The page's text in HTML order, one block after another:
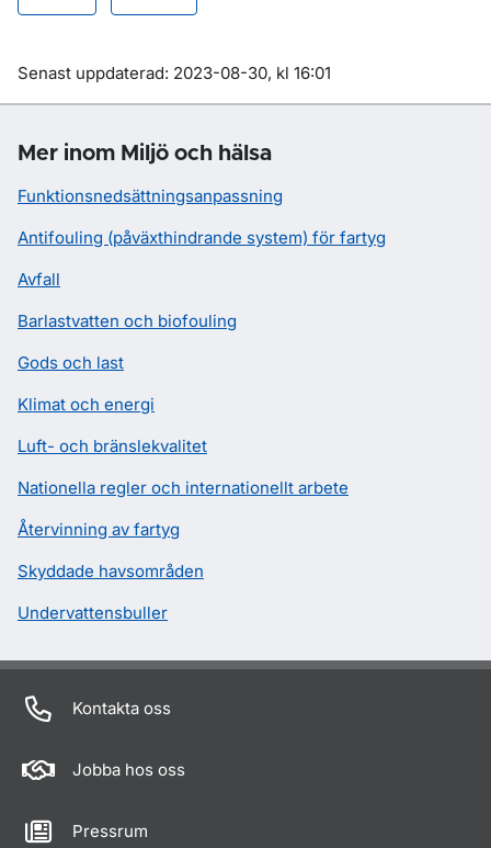
Om sidan
Senast uppdaterad: 2023-08-30, kl 16:01
Mer inom Miljö och hälsa
Funktionsnedsättningsanpassning
Antifouling (påväxthindrande system) för fartyg
Avfall
Barlastvatten och biofouling
Gods och last
Klimat och energi
Luft- och bränslekvalitet
Nationella regler och internationellt arbete
Återvinning av fartyg
Skyddade havsområden
Undervattensbuller
Kontakta oss
Jobba hos oss
Pressrum